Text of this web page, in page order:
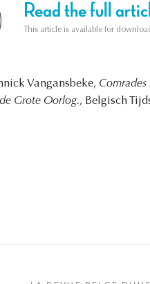
Read the full
This article is available for
Vangansbeke,
Grote Oorlog., Belgisch